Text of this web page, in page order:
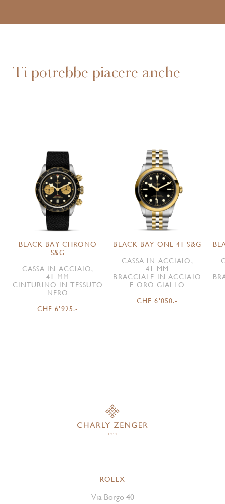
Ti potrebbe piacere anche
BLACK BAY CHRONO
S&G
CASSA IN ACCIAIO,
41 MM
CINTURINO IN TESSUTO
NERO
CHF 6'925.-
BLACK BAY ONE 41 S&G
CASSA IN ACCIAIO,
41 MM
BRACCIALE IN ACCIAIO
E ORO GIALLO
CHF 6'050.-
ROLEX
Via Borgo 40